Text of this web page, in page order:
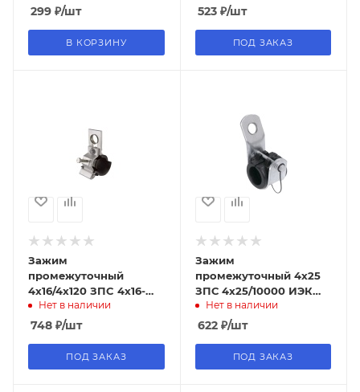
299 ₽/шт
В КОРЗИНУ
TDM (1/20шт)
523₽/шт
ПОД ЗАКАЗ
Зажим
промежуточный
4х16/4x120 ЗПC 4х16-
4x120 (PS130, SO130.02)
TDM (12/24шт)
Нет в наличии
748 ₽/шт
ПОД ЗАКАЗ
Зажим
промежуточный 4х25
ЗПС 4х25/10000 ИЭК
(5/80шт)
Нет в наличии
622₽/шт
ПОД ЗАКАЗ